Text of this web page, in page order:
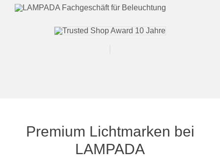
Premium Lichtmarken bei
LAMPADA